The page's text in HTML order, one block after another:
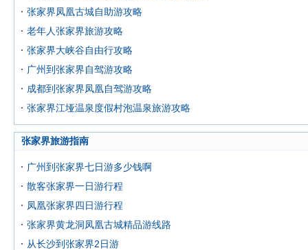
张家界凤凰古城自助游攻略
老年人张家界旅游攻略
张家界大峡谷自由行攻略
广州到张家界自驾游攻略
成都到张家界凤凰自驾游攻略
张家界江垭温泉度假村泡温泉旅游攻略
张家界旅游指南
广州到张家界七日游多少钱啊
散客张家界一日游行程
凤凰张家界四日游行程
张家界黄龙洞凤凰古城精品游线路
从长沙到张家界2日游